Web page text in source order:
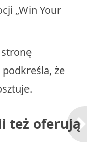
„Win Your
że
też oferują